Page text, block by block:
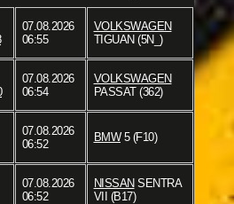
07.08.2026
06:55
VOLKSWAGEN
TIGUAN (5N_)
07.08.2026
06:54
VOLKSWAGEN
PASSAT (362)
07.08.2026
06:52
BMW5 (F10)
07.08.2026
06:52
NISSAN SENTRA
VII (B17)